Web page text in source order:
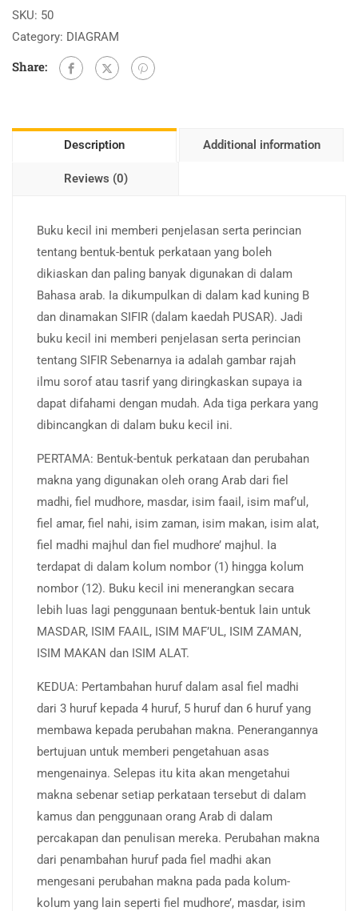
SKU: 50
Category: DIAGRAM
Share:
Description Additional information
Reviews (0)
Buku kecil ini memberi penjelasan serta perincian
tentang bentuk-bentuk perkataan yang boleh
dikiaskan dan paling banyak digunakan di dalam
Bahasa arab. Ia dikumpulkan di dalam kad kuning B
dan dinamakan SIFIR (dalam kaedah PUSAR). Jadi
buku kecil ini memberi penjelasan serta perincian
tentang SIFIR Sebenarnya ia adalah gambar rajah
ilmu sorof atau tasrif yang diringkaskan supaya ia
dapat difahami dengan mudah. Ada tiga perkara yang
dibincangkan di dalam buku kecil ini.
PERTAMA: Bentuk-bentuk perkataan dan perubahan
makna yang digunakan oleh orang Arab dari fiel
madhi, fiel mudhore, masdar, isim faail, isim maf’ul,
fiel amar, fiel nahi, isim zaman, isim makan, isim alat,
fiel madhi majhul dan fiel mudhore’ majhul. Ia
terdapat di dalam kolum nombor (1) hingga kolum
nombor (12). Buku kecil ini menerangkan secara
lebih luas lagi penggunaan bentuk-bentuk lain untuk
MASDAR, ISIM FAAIL, ISIM MAF’UL, ISIM ZAMAN,
ISIM MAKAN dan ISIM ALAT.
KEDUA: Pertambahan huruf dalam asal fiel madhi
dari 3 huruf kepada 4 huruf, 5 huruf dan 6 huruf yang
membawa kepada perubahan makna. Penerangannya
bertujuan untuk memberi pengetahuan asas
mengenainya. Selepas itu kita akan mengetahui
makna sebenar setiap perkataan tersebut di dalam
kamus dan penggunaan orang Arab di dalam
percakapan dan penulisan mereka. Perubahan makna
dari penambahan huruf pada fiel madhi akan
mengesani perubahan makna pada pada kolum-
kolum yang lain seperti fiel mudhore’, masdar, isim